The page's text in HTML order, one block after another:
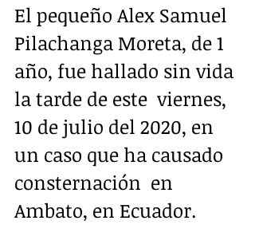
El pequeño Alex Samuel
Pilachanga Moreta, de 1
año, fue hallado sin vida
la tarde de este  viernes,
10 de julio del 2020, en
un caso que ha causado
consternación  en
Ambato, en Ecuador.